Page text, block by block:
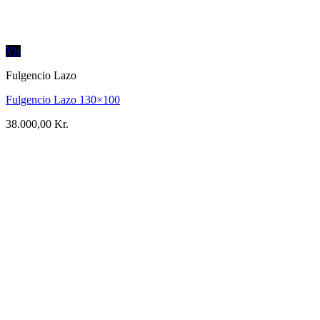
Vis
Fulgencio Lazo
Fulgencio Lazo 130×100
38.000,00 Kr.